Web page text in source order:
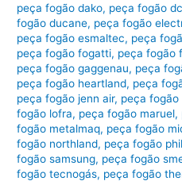
peça fogão dako, peça fogão
fogão ducane, peça fogão
peça fogão esmaltec, peça
peça fogão fogatti, peça fogão
peça fogão gaggenau, peça
peça fogão heartland, peça
peça fogão jenn air, peça fogão
fogão lofra, peça fogão maruel,
fogão metalmaq, peça fogão
fogão northland, peça fogão
fogão samsung, peça fogão
fogão tecnogás, peça fogão